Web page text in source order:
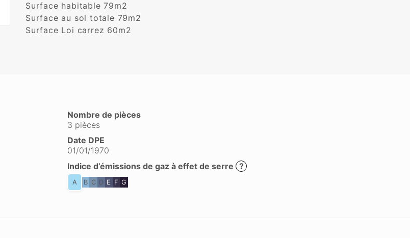
Surface habitable 79m2
Surface au sol totale 79m2
Surface Loi carrez 60m2
Nombre de pièces
3 pièces
Date DPE
01/01/1970
Indice d’émissions de gaz à effet de serre ?
A B C D E F G